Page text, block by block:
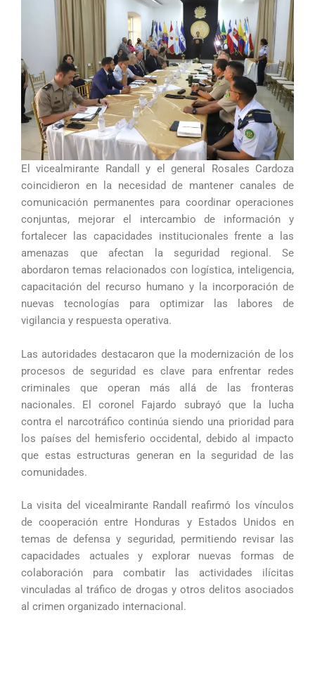
El vicealmirante Randall y el general Rosales Cardoza
coincidieron en la necesidad de mantener canales de
comunicación permanentes para coordinar operaciones
conjuntas, mejorar el intercambio de información y
fortalecer las capacidades institucionales frente a las
amenazas que afectan la seguridad regional. Se
abordaron temas relacionados con logística, inteligencia,
capacitación del recurso humano y la incorporación de
nuevas tecnologías para optimizar las labores de
vigilancia y respuesta operativa.
Las autoridades destacaron que la modernización de los
procesos de seguridad es clave para enfrentar redes
criminales que operan más allá de las fronteras
nacionales. El coronel Fajardo subrayó que la lucha
contra el narcotráfico continúa siendo una prioridad para
los países del hemisferio occidental, debido al impacto
que estas estructuras generan en la seguridad de las
comunidades.
La visita del vicealmirante Randall reafirmó los vínculos
de cooperación entre Honduras y Estados Unidos en
temas de defensa y seguridad, permitiendo revisar las
capacidades actuales y explorar nuevas formas de
colaboración para combatir las actividades ilícitas
vinculadas al tráfico de drogas y otros delitos asociados
al crimen organizado internacional.